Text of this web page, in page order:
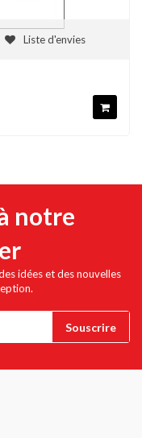
Liste d'envies
notre
idées et des nouvelles